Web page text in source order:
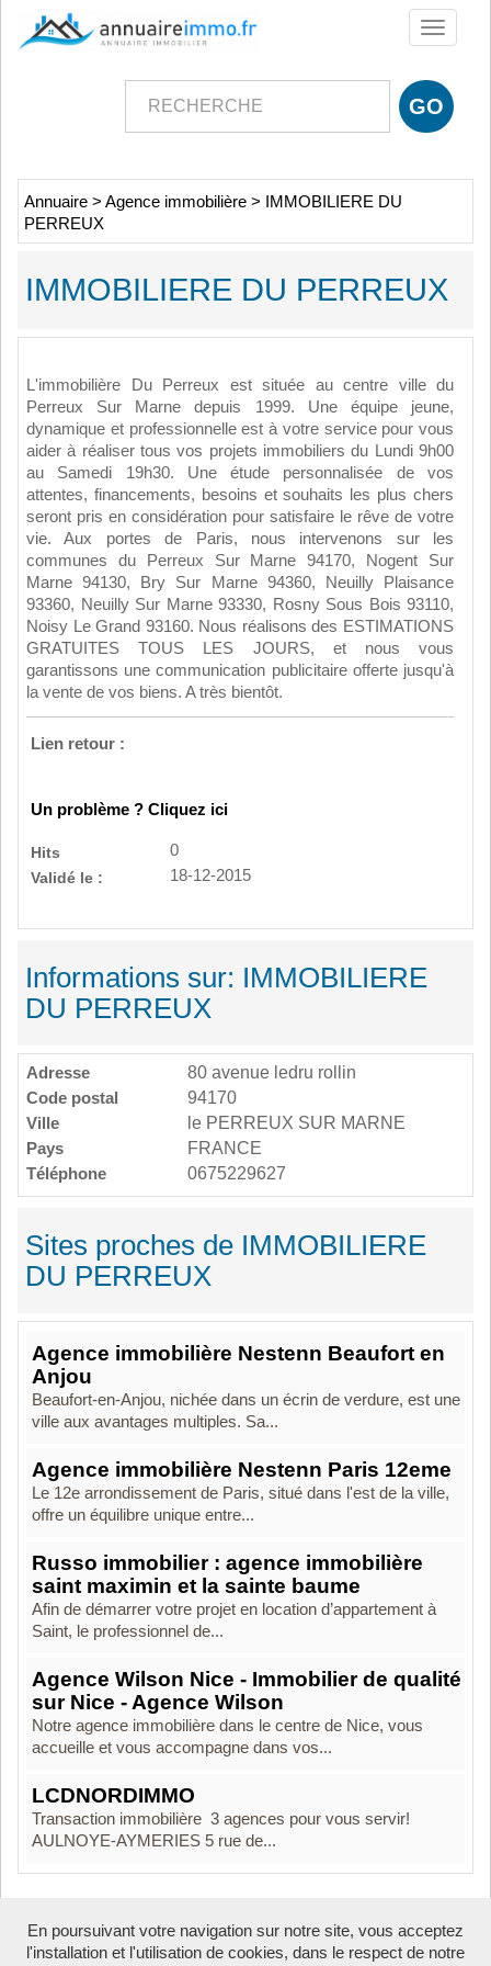
Toggle
Annuaire > Agence immobilière >
IMMOBILIERE DU
PERREUX
IMMOBILIERE DU PERREUX
L'immobilière Du Perreux est située au centre ville du
Perreux Sur Marne depuis 1999. Une équipe jeune,
dynamique et professionnelle est à votre service pour vous
aider à réaliser tous vos projets immobiliers du Lundi 9h00
au Samedi 19h30. Une étude personnalisée de vos
attentes, financements, besoins et souhaits les plus chers
seront pris en considération pour satisfaire le rêve de votre
vie. Aux portes de Paris, nous intervenons sur les
communes du Perreux Sur Marne 94170, Nogent Sur
Marne 94130, Bry Sur Marne 94360, Neuilly Plaisance
93360, Neuilly Sur Marne 93330, Rosny Sous Bois 93110,
Noisy Le Grand 93160. Nous réalisons des ESTIMATIONS
GRATUITES TOUS LES JOURS, et nous vous
garantissons une communication publicitaire offerte jusqu'à
la vente de vos biens. A très bientôt.
Lien retour :
Un problème ? Cliquez ici
Hits
0
Validé le :
18-12-2015
Informations sur: IMMOBILIERE
DU PERREUX
Adresse
80 avenue ledru rollin
Code postal
94170
Ville
le PERREUX SUR MARNE
Pays
FRANCE
Téléphone
0675229627
Sites proches de IMMOBILIERE
DU PERREUX
Agence immobilière Nestenn Beaufort en
Anjou
Beaufort-en-Anjou, nichée dans un écrin de verdure, est une
ville aux avantages multiples. Sa...
Agence immobilière Nestenn Paris 12eme
Le 12e arrondissement de Paris, situé dans l'est de la ville,
offre un équilibre unique entre...
Russo immobilier : agence immobilière
saint maximin et la sainte baume
Afin de démarrer votre projet en location d’appartement à
Saint, le professionnel de...
Agence Wilson Nice - Immobilier de qualité
sur Nice - Agence Wilson
Notre agence immobilière dans le centre de Nice, vous
accueille et vous accompagne dans vos...
LCDNORDIMMO
Transaction immobilière 3 agences pour vous servir!
AULNOYE-AYMERIES 5 rue de...
Boosté par Arfooo 2.02 - © 2007 - 2026
En poursuivant votre navigation sur notre site, vous acceptez
l'installation et l'utilisation de cookies, dans le respect de notre